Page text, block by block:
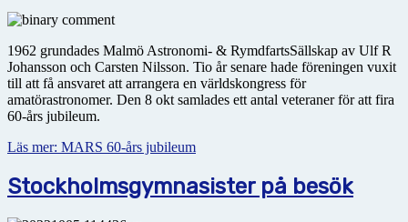
1962 grundades Malmö Astronomi- & RymdfartsSällskap av Ulf R
Johansson och Carsten Nilsson. Tio år senare hade föreningen vuxit
till att få ansvaret att arrangera en världskongress för
amatörastronomer. Den 8 okt samlades ett antal veteraner för att fira
60-års jubileum.
Läs mer: MARS 60-års jubileum
Stockholmsgymnasister på besök